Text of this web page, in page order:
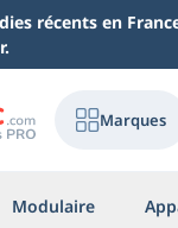
récents en
Marques
Modulaire